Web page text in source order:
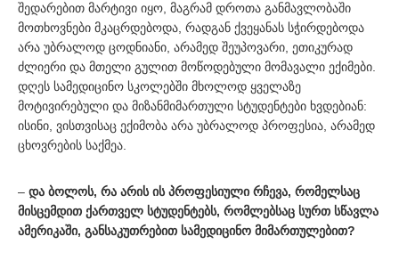
შედარებით მარტივი იყო, მაგრამ დროთა განმავლობაში
მოთხოვნები მკაცრდებოდა, რადგან ქვეყანას სჭირდებოდა
არა უბრალოდ ცოდნიანი, არამედ შეუპოვარი, ეთიკურად
ძლიერი და მთელი გულით მოწოდებული მომავალი ექიმები.
დღეს სამედიცინო სკოლებში მხოლოდ ყველაზე
მოტივირებული და მიზანმიმართული სტუდენტები ხვდებიან:
ისინი, ვისთვისაც ექიმობა არა უბრალოდ პროფესია, არამედ
ცხოვრების საქმეა.
– და ბოლოს, რა არის ის პროფესიული რჩევა, რომელსაც
მისცემდით ქართველ სტუდენტებს, რომლებსაც სურთ სწავლა
ამერიკაში, განსაკუთრებით სამედიცინო მიმართულებით?